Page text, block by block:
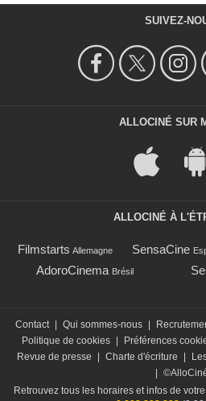
SUIVEZ-
ALLOCINÉ SUR
ALLOCINÉ À
Filmstarts Allemagne SensaCine
AdoroCinema Brésil
Contact Qui sommes-nous
Politique de cookies
Préférences
Revue de presse
Charte d'écriture
Retrouvez tous les horaires et infos de